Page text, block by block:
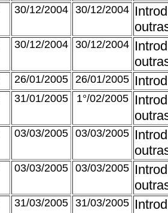
30/12/2004 30/12/2004
30/12/2004 30/12/2004
26/01/2005 26/01/2005
31/01/2005 1°/02/2005
03/03/2005 03/03/2005
03/03/2005 03/03/2005
31/03/2005 31/03/2005